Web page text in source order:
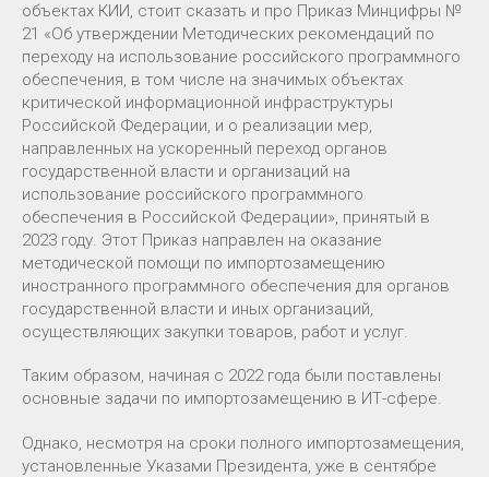
объектах КИИ, стоит сказать и про Приказ Минцифры №
21 «Об утверждении Методических рекомендаций по
переходу на использование российского программного
обеспечения, в том числе на значимых объектах
критической информационной инфраструктуры
Российской Федерации, и о реализации мер,
направленных на ускоренный переход органов
государственной власти и организаций на
использование российского программного
обеспечения в Российской Федерации», принятый в
2023 году. Этот Приказ направлен на оказание
методической помощи по импортозамещению
иностранного программного обеспечения для органов
государственной власти и иных организаций,
осуществляющих закупки товаров, работ и услуг.
Таким образом, начиная с 2022 года были поставлены
основные задачи по импортозамещению в ИТ-сфере.
Однако, несмотря на сроки полного импортозамещения,
установленные Указами Президента, уже в сентябре